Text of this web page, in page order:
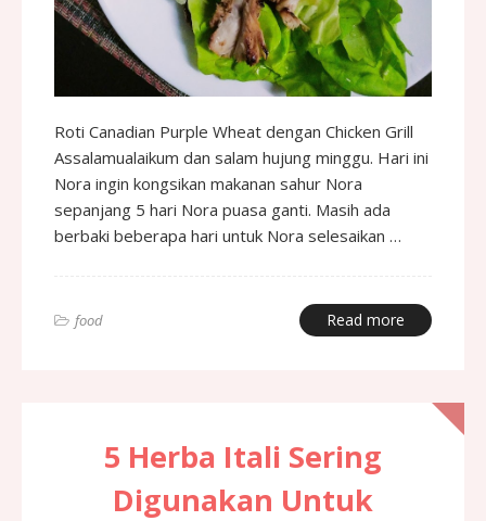
Roti Canadian Purple Wheat dengan Chicken Grill
Assalamualaikum dan salam hujung minggu. Hari ini
Nora ingin kongsikan makanan sahur Nora
sepanjang 5 hari Nora puasa ganti. Masih ada
berbaki beberapa hari untuk Nora selesaikan …
food Read more
5 Herba Itali Sering
Digunakan Untuk